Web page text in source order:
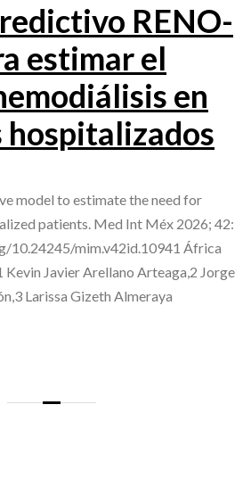
RENO-
estimar el
en
hospitalizados
model to estimate the need for
patients. Med Int Méx 2026; 42:
10.24245/mim.v42id.10941 África
Kevin Javier Arellano Arteaga,2 Jorge
Larissa Gizeth Almeraya